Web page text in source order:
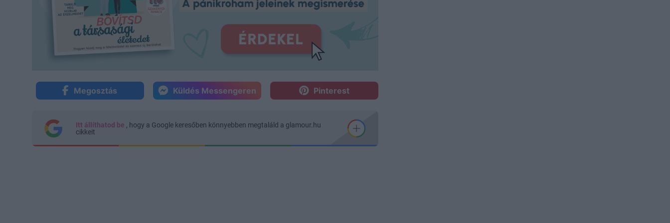
Megosztás Küldés Messengeren Pinterest
Itt állíthatod be , hogy a Google keresőben könnyebben megtaláld a glamour.hu
cikkeit